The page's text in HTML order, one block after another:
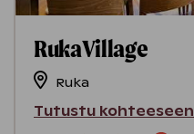
RukaVillage
Ruka
Tutustu kohteeseen